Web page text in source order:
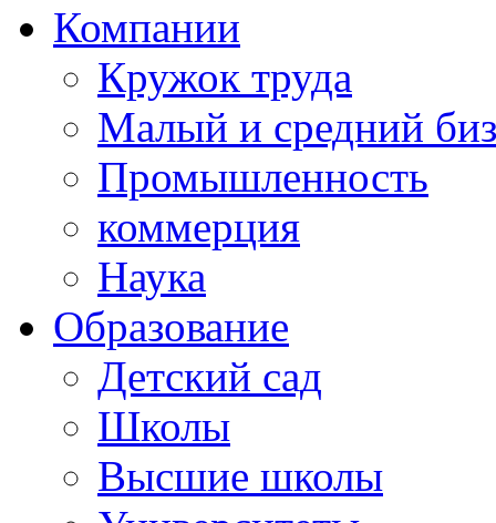
Компании
Кружок труда
Малый и средний
Промышленность
коммерция
Наука
Образование
Детский сад
Школы
Высшие школы